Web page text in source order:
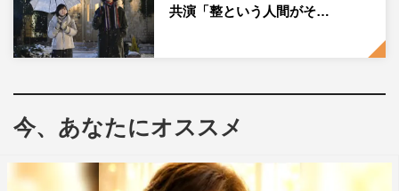
ね？ だから撮影してた時と雰囲気が違う」とその成長ぶ
りに驚いている様子。
「撮影の待ち時間が退屈にならないように、みんながゲー
ムとかを持ってきて、そこがあまりにも楽しくて、仕事を
れは言っちゃダメなやつ！」とツッコミが入った。
共演「整という人間がそ…
今、あなたにオススメ